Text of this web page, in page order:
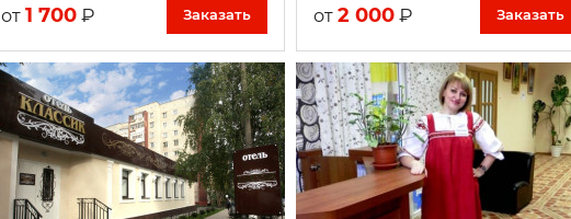
от 1 700 ₽ Заказать от2 000 ₽ Заказать